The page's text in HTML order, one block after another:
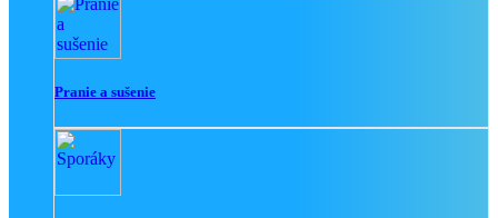
Pranie a sušenie